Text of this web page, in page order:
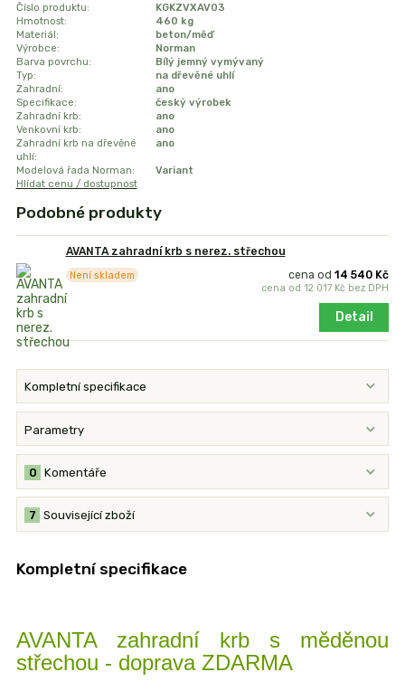
Číslo produktu:
KGKZVXAV03
Hmotnost:
460 kg
Materiál:
beton/měď
Výrobce:
Norman
Barva povrchu:
Bílý jemný vymývaný
Typ:
na dřevěné uhlí
Zahradní:
ano
Specifikace:
český výrobek
Zahradní krb:
ano
Venkovní krb:
ano
Zahradní krb na dřevěné
uhlí:
ano
Modelová řada Norman:
Variant
Hlídat cenu / dostupnost
Podobné produkty
AVANTA zahradní krb s nerez. střechou
cena od14 540 Kč
cena od12 017 Kč bez DPH
Není skladem
Detail
Kompletní specifikace
Parametry
Komentáře
0
Související zboží
7
Kompletní specifikace
AVANTA zahradní krb s měděnou
střechou - doprava ZDARMA